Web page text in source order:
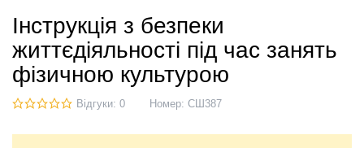
Інструкція з безпеки
життєдіяльності під час занять
фізичною культурою
Відгуки: 0 Номер: СШ387